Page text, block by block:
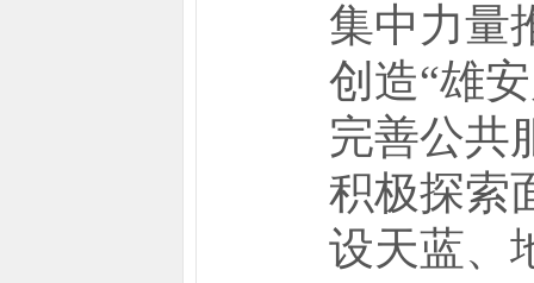
集中力量
创造“雄
完善公共
积极探索
设天蓝、